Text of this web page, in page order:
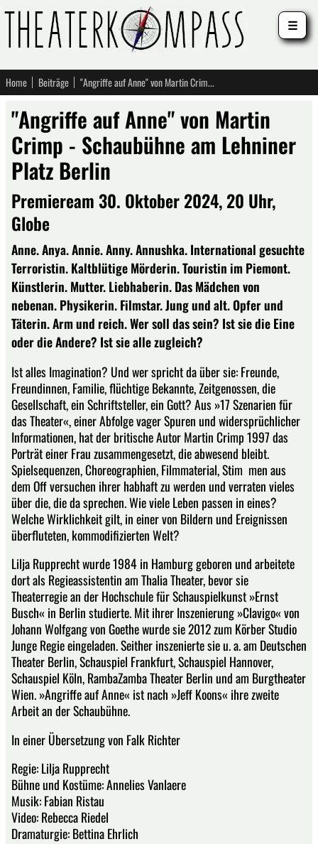
Home Beiträge "Angriffe auf Anne" von Martin Crimp - Schaubühne am Lehniner Platz Berlin
"Angriffe auf Anne" von Martin
Crimp - Schaubühne am Lehniner
Platz Berlin
Premieream 30. Oktober 2024, 20 Uhr,
Globe
Anne. Anya. Annie. Anny. Annushka. International gesuchte
Terroristin. Kaltblütige Mörderin. Touristin im Piemont.
Künstlerin. Mutter. Liebhaberin. Das Mädchen von
nebenan. Physikerin. Filmstar. Jung und alt. Opfer und
Täterin. Arm und reich. Wer soll das sein? Ist sie die Eine
oder die Andere? Ist sie alle zugleich?
Ist alles Imagination? Und wer spricht da über sie: Freunde,
Freundinnen, Familie, flüchtige Bekannte, Zeitgenossen, die
Gesellschaft, ein Schriftsteller, ein Gott? Aus »17 Szenarien für
das Theater«, einer Abfolge vager Spuren und widersprüchlicher
Informationen, hat der britische Autor Martin Crimp 1997 das
Porträt einer Frau zusammengesetzt, die abwesend bleibt.
Spielsequenzen, Choreographien, Filmmaterial, Stim ­ men aus
dem Off versuchen ihrer habhaft zu werden und verraten vieles
über die, die da sprechen. Wie viele Leben passen in eines?
Welche Wirklichkeit gilt, in einer von Bildern und Ereignissen
überfluteten, kommodifizierten Welt?
Lilja Rupprecht wurde 1984 in Hamburg geboren und arbeitete
dort als Regieassistentin am Thalia Theater, bevor sie
Theaterregie an der Hochschule für Schauspielkunst »Ernst
Busch« in Berlin studierte. Mit ihrer Inszenierung »Clavigo« von
Johann Wolfgang von Goethe wurde sie 2012 zum Körber Studio
Junge Regie eingeladen. Seither inszenierte sie u. a. am Deutschen
Theater Berlin, Schauspiel Frankfurt, Schauspiel Hannover,
Schauspiel Köln, RambaZamba Theater Berlin und am Burgtheater
Wien. »Angriffe auf Anne« ist nach »Jeff Koons« ihre zweite
Arbeit an der Schaubühne.
In einer Übersetzung von Falk Richter
Regie: Lilja Rupprecht
Bühne und Kostüme: Annelies Vanlaere
Musik: Fabian Ristau
Video: Rebecca Riedel
Dramaturgie: Bettina Ehrlich
☰